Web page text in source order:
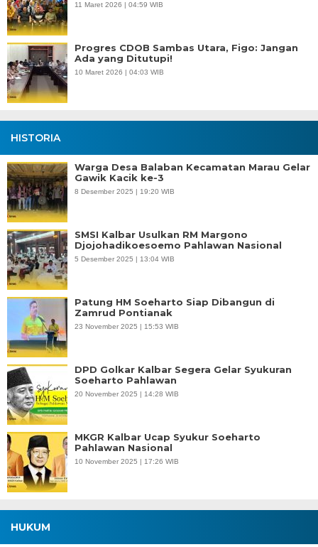
11 Maret 2026 | 04:59 WIB
Progres CDOB Sambas Utara, Figo: Jangan
Ada yang Ditutupi!
10 Maret 2026 | 04:03 WIB
HISTORIA
Warga Desa Balaban Kecamatan Marau Gelar
Gawik Kacik ke-3
8 Desember 2025 | 19:20 WIB
SMSI Kalbar Usulkan RM Margono
Djojohadikoesoemo Pahlawan Nasional
5 Desember 2025 | 13:04 WIB
Patung HM Soeharto Siap Dibangun di
Zamrud Pontianak
23 November 2025 | 15:53 WIB
DPD Golkar Kalbar Segera Gelar Syukuran
Soeharto Pahlawan
20 November 2025 | 14:28 WIB
MKGR Kalbar Ucap Syukur Soeharto
Pahlawan Nasional
10 November 2025 | 17:26 WIB
HUKUM